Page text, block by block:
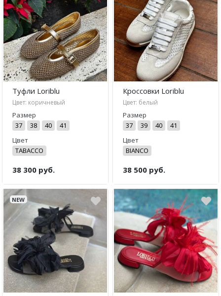
Туфли Loriblu
Цвет: коричневый
Размер
37
38 40
41
Цвет
TABACCO
38 300 руб.
Кроссовки Loriblu
Цвет: белый
Размер
37
39 40
41
Цвет
BIANCO
38 500 руб.
NEW
Кеды
Полусапоги
Сапоги
Ботфорты
Женская обувь со скидкой
Казаки
Сандалии
Угги
Балетки